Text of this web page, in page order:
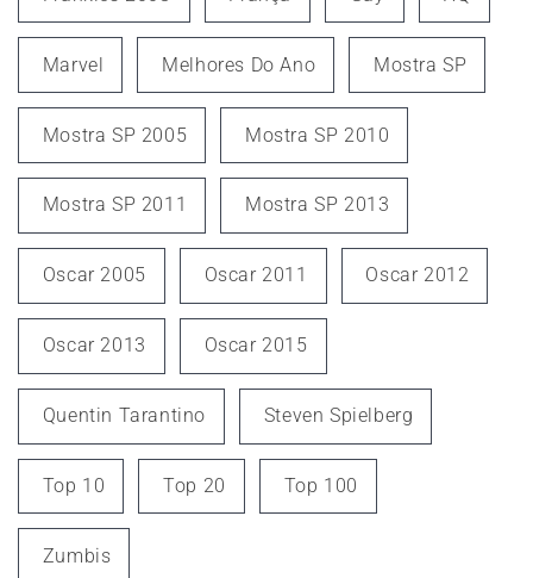
Marvel Melhores Do Ano Mostra SP
Mostra SP 2005 Mostra SP 2010
Mostra SP 2011 Mostra SP 2013
Oscar 2005 Oscar 2011 Oscar 2012
Oscar 2013 Oscar 2015
Quentin Tarantino Steven Spielberg
Top 10 Top 20 Top 100
Zumbis